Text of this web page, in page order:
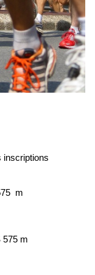
inscriptions
m
575 m